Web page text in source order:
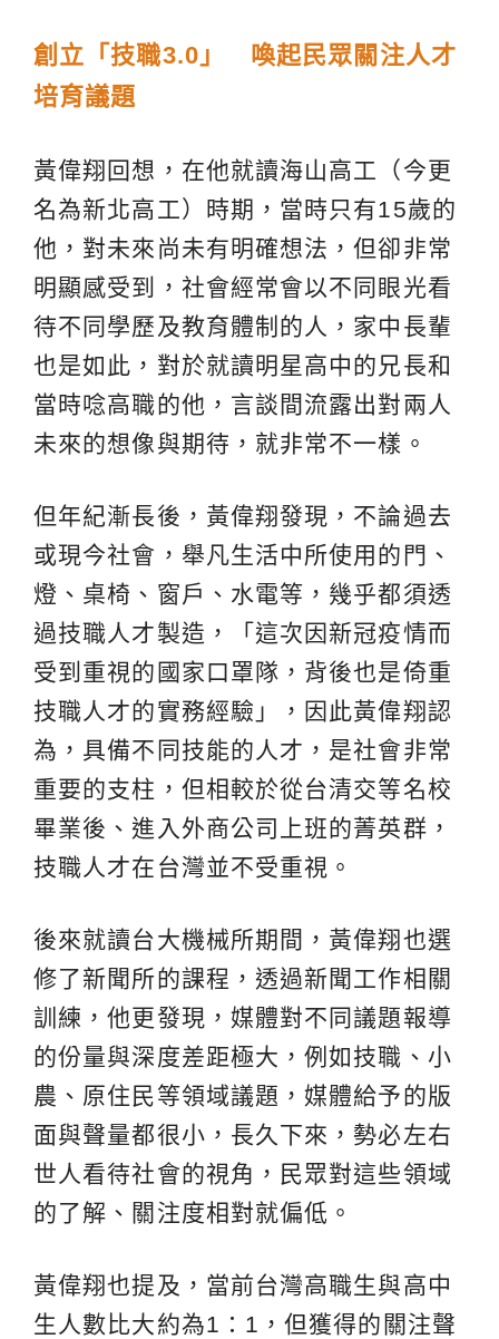
創立「技職3.0 」
喚起民眾關注人才
培育議題
黃偉翔回想，在他就讀海山高工（今更
名為新北高工）時期，當時只有15歲的
他，對未來尚未有明確想法，但卻非常
明顯感受到，社會經常會以不同眼光看
待不同學歷及教育體制的人，家中長輩
也是如此，對於就讀明星高中的兄長和
當時唸高職的他，言談間流露出對兩人
未來的想像與期待，就非常不一樣。
但年紀漸長後，黃偉翔發現，不論過去
或現今社會，舉凡生活中所使用的門、
燈、桌椅、窗戶、水電等，幾乎都須透
過技職人才製造，「這次因新冠疫情而
受到重視的國家口罩隊，背後也是倚重
技職人才的實務經驗」，因此黃偉翔認
為，具備不同技能的人才，是社會非常
重要的支柱，但相較於從台清交等名校
畢業後、進入外商公司上班的菁英群，
技職人才在台灣並不受重視。
後來就讀台大機械所期間，黃偉翔也選
修了新聞所的課程，透過新聞工作相關
訓練，他更發現，媒體對不同議題報導
的份量與深度差距極大，例如技職、小
農、原住民等領域議題，媒體給予的版
面與聲量都很小，長久下來，勢必左右
世人看待社會的視角，民眾對這些領域
的了解、關注度相對就偏低。
黃偉翔也提及，當前台灣高職生與高中
生人數比大約為1：1，但獲得的關注聲